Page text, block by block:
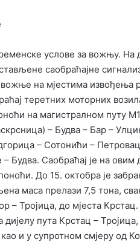
услове за вожњу. На
саобраћајне
на мјестима
теретних моторних
на магистралном путу
– Будва – Бар –
– Сотонићи –
Будва. Саобраћај је на
До 15. октобра је
маса прелази 7,5 тона,
– Тројица, до мјеста
дијелу пута Крстац –
и у супротном смјеру од